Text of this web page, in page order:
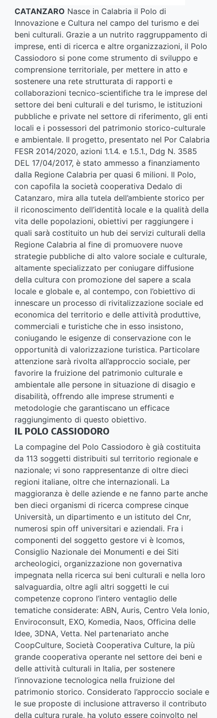
CATANZARO Nasce in Calabria il Polo di
Innovazione e Cultura nel campo del turismo e dei
beni culturali. Grazie a un nutrito raggruppamento di
imprese, enti di ricerca e altre organizzazioni, il Polo
Cassiodoro si pone come strumento di sviluppo e
comprensione territoriale, per mettere in atto e
sostenere una rete strutturata di rapporti e
collaborazioni tecnico-scientifiche tra le imprese del
settore dei beni culturali e del turismo, le istituzioni
pubbliche e private nel settore di riferimento, gli enti
locali e i possessori del patrimonio storico-culturale
e ambientale. Il progetto, presentato nel Por Calabria
FESR 2014/2020, azioni 1.1.4. e 1.5.1., Ddg N. 3585
DEL 17/04/2017, è stato ammesso a finanziamento
dalla Regione Calabria per quasi 6 milioni. Il Polo,
con capofila la società cooperativa Dedalo di
Catanzaro, mira alla tutela dell’ambiente storico per
il riconoscimento dell’identità locale e la qualità della
vita delle popolazioni, obiettivi per raggiungere i
quali sarà costituito un hub dei servizi culturali della
Regione Calabria al fine di promuovere nuove
strategie pubbliche di alto valore sociale e culturale,
altamente specializzato per coniugare diffusione
della cultura con promozione del sapere a scala
locale e globale e, al contempo, con l’obiettivo di
innescare un processo di rivitalizzazione sociale ed
economica del territorio e delle attività produttive,
commerciali e turistiche che in esso insistono,
coniugando le esigenze di conservazione con le
opportunità di valorizzazione turistica. Particolare
attenzione sarà rivolta all’approccio sociale, per
favorire la fruizione del patrimonio culturale e
ambientale alle persone in situazione di disagio e
disabilità, offrendo alle imprese strumenti e
metodologie che garantiscano un efficace
raggiungimento di questo obiettivo.
IL POLO CASSIODORO
La compagine del Polo Cassiodoro è già costituita
da 113 soggetti distribuiti sul territorio regionale e
nazionale; vi sono rappresentanze di oltre dieci
regioni italiane, oltre che internazionali. La
maggioranza è delle aziende e ne fanno parte anche
ben dieci organismi di ricerca comprese cinque
Università, un dipartimento e un istituto del Cnr,
numerosi spin off universitari e aziendali. Fra i
componenti del soggetto gestore vi è Icomos,
Consiglio Nazionale dei Monumenti e dei Siti
archeologici, organizzazione non governativa
impegnata nella ricerca sui beni culturali e nella loro
salvaguardia, oltre agli altri soggetti le cui
competenze coprono l’intero ventaglio delle
tematiche considerate: ABN, Auris, Centro Vela Ionio,
Enviroconsult, EXO, Komedia, Naos, Officina delle
Idee, 3DNA, Vetta. Nel partenariato anche
CoopCulture, Società Cooperativa Culture, la più
grande cooperativa operante nel settore dei beni e
delle attività culturali in Italia, per sostenere
l’innovazione tecnologica nella fruizione del
patrimonio storico. Considerato l’approccio sociale e
le sue proposte di inclusione attraverso il contributo
della cultura rurale, ha voluto essere coinvolto nel